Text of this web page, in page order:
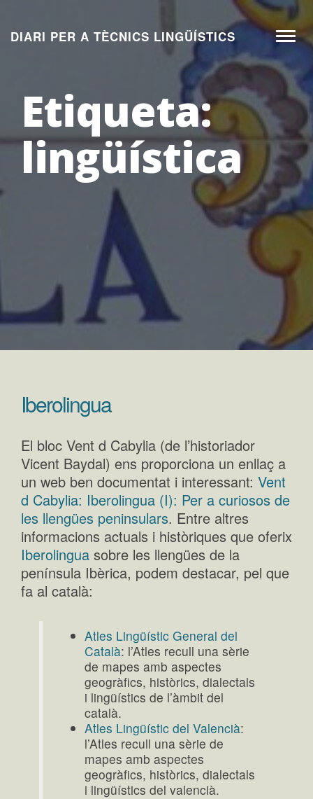
contingut
DIARI PER A TÈCNICS LINGÜÍSTICS
Etiqueta:
lingüística
Iberolingua
El bloc Vent d Cabylia (de l’historiador
Vicent Baydal) ens proporciona un enllaç a
un web ben documentat i interessant: Vent
d Cabylia: Iberolingua (I): Per a curiosos de
les llengües peninsulars. Entre altres
informacions actuals i històriques que oferix
Iberolingua sobre les llengües de la
península Ibèrica, podem destacar, pel que
fa al català:
Atles Lingüístic General del
Català: l’Atles recull una sèrie
de mapes amb aspectes
geogràfics, històrics, dialectals
i lingüístics de l’àmbit del
català.
Atles Lingüístic del Valencià:
l’Atles recull una sèrie de
mapes amb aspectes
geogràfics, històrics, dialectals
i lingüístics del valencià.